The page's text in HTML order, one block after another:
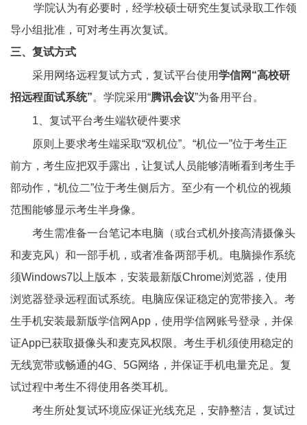
学院认为有必要时，经学校硕士研究生复试录取工作领
导小组批准，可对考生再次复试。
三、复试方式
采用网络远程复试方式，复试平台使用学信网“高校研
招远程面试系统”。学院采用“腾讯会议”为备用平台。
1 、复试平台考生端软硬件要求
原则上要求考生端采取“双机位”。“机位一”位于考生正
前方，考生应把双手露出，让复试人员能够清晰看到考生手
部动作，“机位二”位于考生侧后方。至少有一个机位的视频
范围能够显示考生半身像。
考生需准备一台笔记本电脑（或台式机外接高清摄像头
和麦克风）和一部手机，或者准备两部手机。电脑操作系统
须Windows7以上版本，安装最新版Chrome浏览器，使用
浏览器登录远程面试系统。电脑应保证稳定的宽带接入。考
生手机安装最新版学信网App，使用学信网账号登录，并保
证App已获取摄像头和麦克风权限。考生手机须使用稳定的
无线宽带或畅通的4G、5G网络，并保证手机电量充足。复
试过程中考生不得使用各类耳机。
考生所处复试环境应保证光线充足，安静整洁，复试过